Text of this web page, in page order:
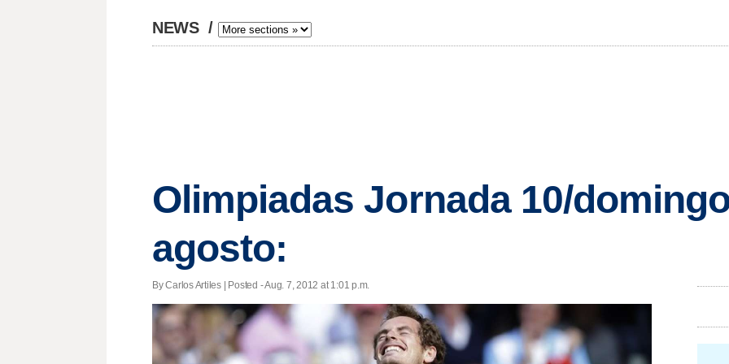
NEWS /
Olimpiadas Jornada 10/
agosto:
By Carlos Artiles | Posted - Aug. 7, 2012 at 1:01 p.m.